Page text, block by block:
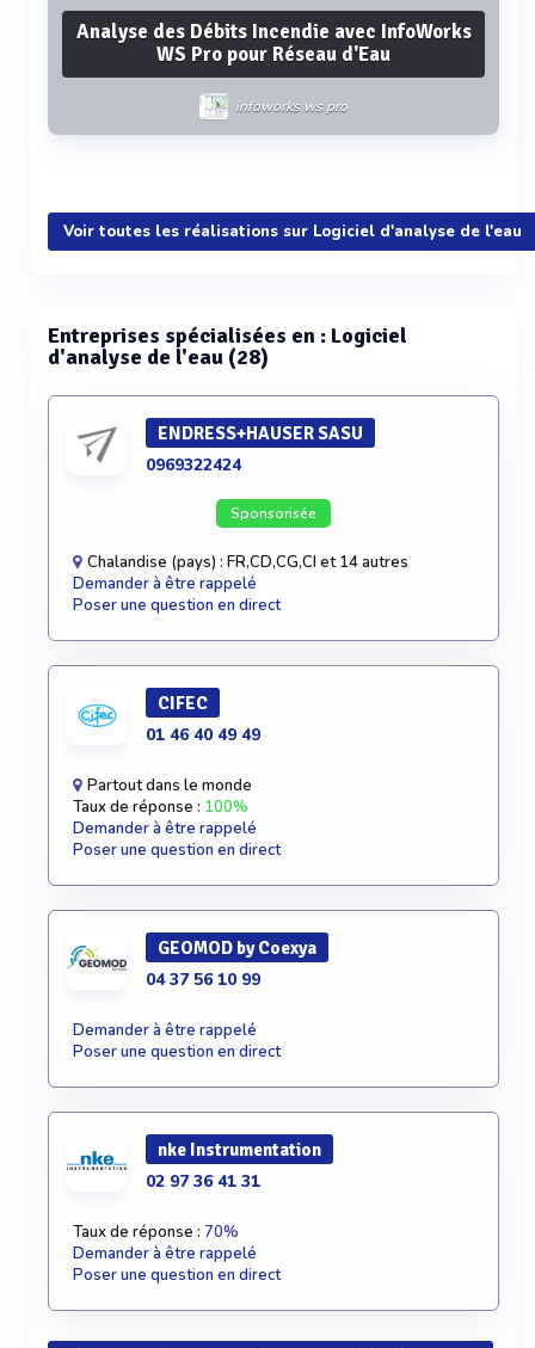
Analyse des Débits Incendie avec InfoWorks
WS Pro pour Réseau d'Eau
infoworks ws pro
Voir plus
Voir toutes les réalisations sur Logiciel d'analyse de l'eau
Entreprises spécialisées en : Logiciel
d'analyse de l'eau (28)
ENDRESS+HAUSER SASU
0969322424
Sponsorisée
Chalandise (pays) : FR,CD,CG,CI et 14 autres
Demander à être rappelé
Poser une question en direct
CIFEC
01 46 40 49 49
Partout dans le monde
Taux de réponse : 100%
Demander à être rappelé
Poser une question en direct
GEOMOD by Coexya
04 37 56 10 99
Demander à être rappelé
Poser une question en direct
nke Instrumentation
02 97 36 41 31
Taux de réponse : 70%
Demander à être rappelé
Poser une question en direct